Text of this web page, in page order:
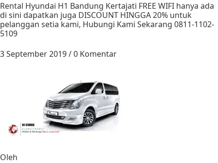
Rental Hyundai H1 Bandung Kertajati FREE WIFI hanya ada
di sini dapatkan juga DISCOUNT HINGGA 20% untuk
pelanggan setia kami, Hubungi Kami Sekarang 0811-1102-
5109
3 September 2019/0 Komentar
Oleh